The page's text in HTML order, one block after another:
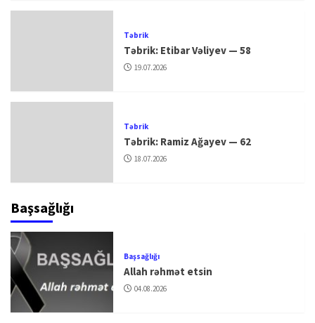
Təbrik
Təbrik: Etibar Vəliyev — 58
19.07.2026
Təbrik
Təbrik: Ramiz Ağayev — 62
18.07.2026
Başsağlığı
Başsağlığı
Allah rəhmət etsin
04.08.2026